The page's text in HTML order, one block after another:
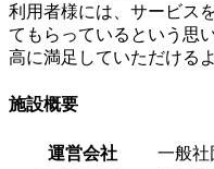
利用者様には、サービス
てもらっているという思
高に満足していただける
施設概要
運営会社
一般社